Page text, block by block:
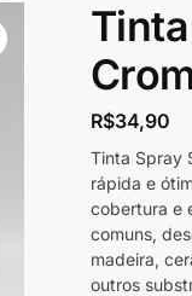
R$34,90
Tinta Spray
rápida e
cobertura e
comuns,
madeira,
outros